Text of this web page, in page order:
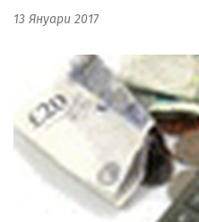
13 Януари 2017